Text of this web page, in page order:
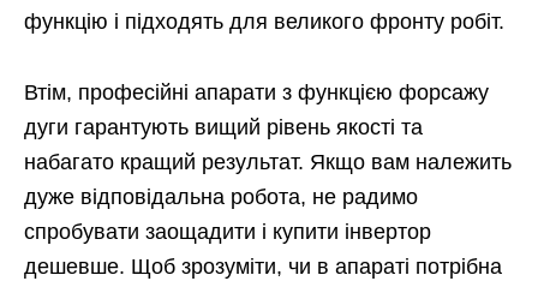
функцію і підходять для великого фронту робіт.
Втім, професійні апарати з функцією форсажу
дуги гарантують вищий рівень якості та
набагато кращий результат. Якщо вам належить
дуже відповідальна робота, не радимо
спробувати заощадити і купити інвертор
дешевше. Щоб зрозуміти, чи в апараті потрібна